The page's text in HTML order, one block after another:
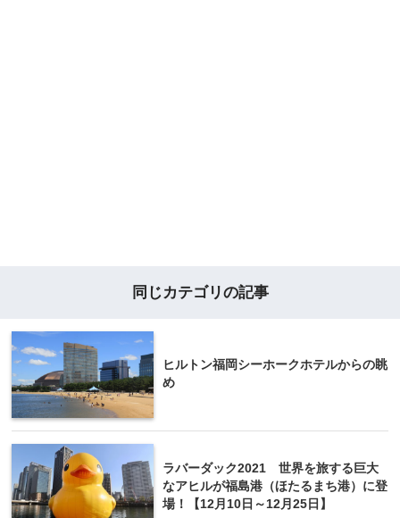
同じカテゴリの記事
ヒルトン福岡シーホークホテルからの眺
め
ラバーダック2021 世界を旅する巨大
なアヒルが福島港（ほたるまち港）に登
場！【12月10日～12月25日】